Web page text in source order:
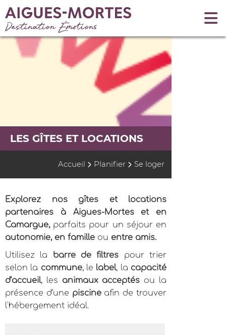
LES GÎTES ET LOCATIONS
Accueil Planifier Se loger
Explorez nos gîtes et locations
partenaires à Aigues-Mortes et en
Camargue,parfaits pour un séjour en
autonomie, en famille ou entre amis.
Utilisez la barre de filtres pour trier
selon la commune, le label, la capacité
d’accueil, les animaux acceptés ou la
présence d’une piscine afin de trouver
l'hébergement idéal.